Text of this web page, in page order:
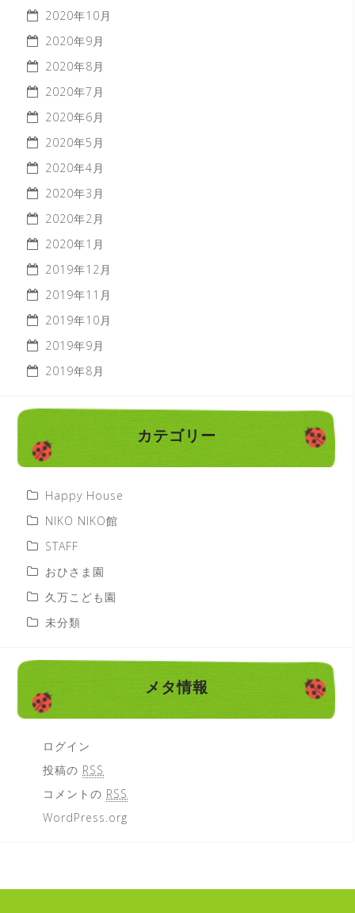
2020年10月
2020年9月
2020年8月
2020年7月
2020年6月
2020年5月
2020年4月
2020年3月
2020年2月
2020年1月
2019年12月
2019年11月
2019年10月
2019年9月
2019年8月
カテゴリー
Happy House
NIKO NIKO館
STAFF
おひさま園
久万こども園
未分類
メタ情報
ログイン
投稿の RSS
コメントの RSS
WordPress.org